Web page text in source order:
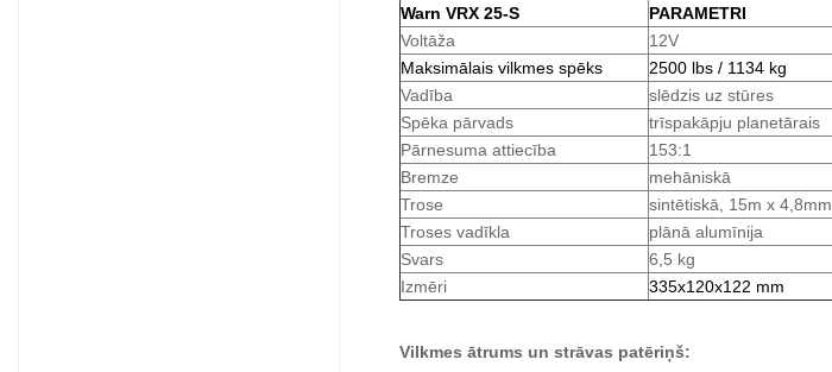
Warn VRX 25-S
PARAMETRI
Voltāža
12V
Maksimālais vilkmes spēks
2500 lbs / 1134 kg
Vadība
slēdzis uz stūres
Spēka pārvads
trīspakāpju planetārais
Pārnesuma attiecība
153:1
Bremze
mehāniskā
Trose
sintētiskā, 15m x 4,8mm
Troses vadīkla
plānā alumīnija
Svars
6,5 kg
Izmēri
335x120x122 mm
Vilkmes ātrums un strāvas patēriņš: